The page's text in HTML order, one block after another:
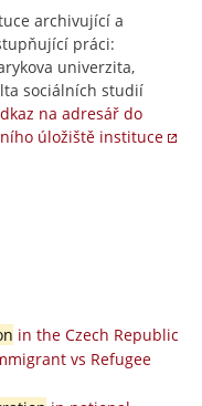
archivující a
práci:
univerzita,
sociálních studií
na adresář do
úložiště instituce
in the Czech Republic
vs Refugee